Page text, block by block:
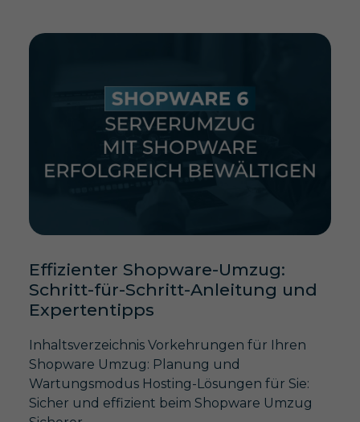
Effizienter Shopware-Umzug:
Schritt-für-Schritt-Anleitung und
Expertentipps
Inhaltsverzeichnis Vorkehrungen für Ihren
Shopware Umzug: Planung und
Wartungsmodus Hosting-Lösungen für Sie:
Sicher und effizient beim Shopware Umzug